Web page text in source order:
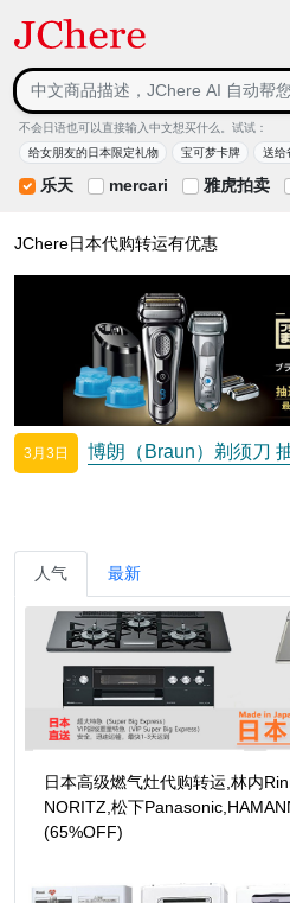
不会日语也可以直接输入中文想买什么。试试：
给女朋友的日本限定礼物
宝可梦卡牌 送给
乐天 mercari 雅虎拍卖
JChere日本代购转运有优惠
3月3日 博朗（Braun）剃须刀
人气 最新
日本高级燃气灶代购转运,林内
NORITZ,松下
(65%OFF)